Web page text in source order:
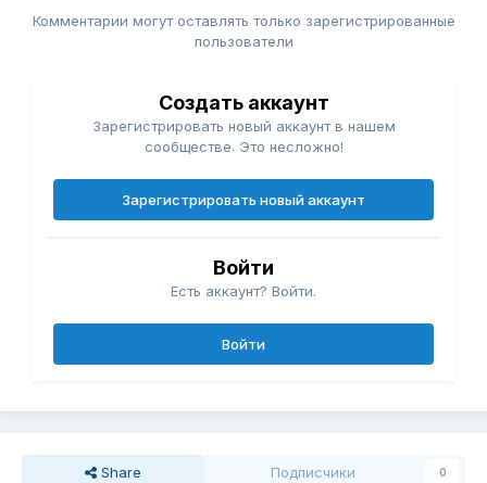
Комментарии могут оставлять только зарегистрированные
пользователи
Создать аккаунт
Зарегистрировать новый аккаунт в нашем
сообществе. Это несложно!
Зарегистрировать новый аккаунт
Войти
Есть аккаунт? Войти.
Войти
Share Подписчики 0